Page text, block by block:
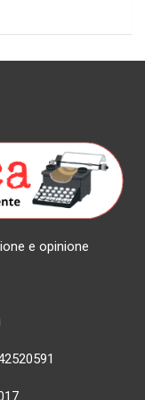
e opinione